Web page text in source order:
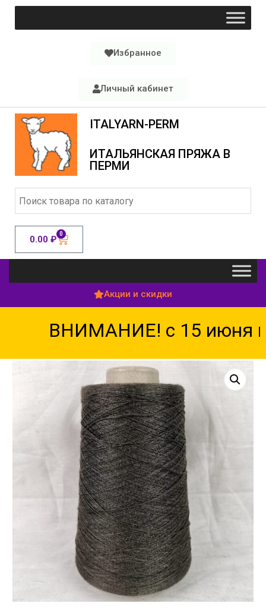
Избранное
Личный кабинет
ITALYARN-PERM
ИТАЛЬЯНСКАЯ ПРЯЖА В
ПЕРМИ
0.00 ₽ 0
Акции и скидки
ВНИМАНИЕ! с 15 июня